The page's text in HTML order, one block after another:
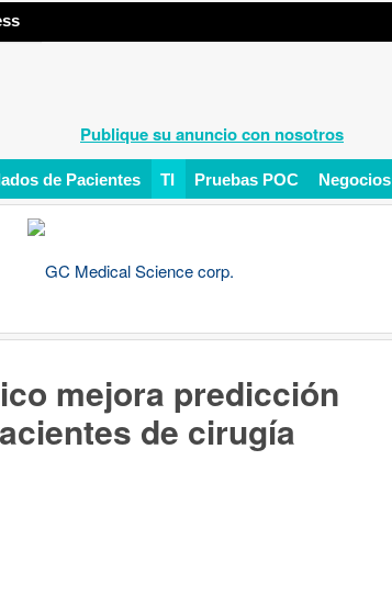
Publique su anuncio con nosotros
de Pacientes TI Pruebas POC Negocios
mejora predicción
de cirugía